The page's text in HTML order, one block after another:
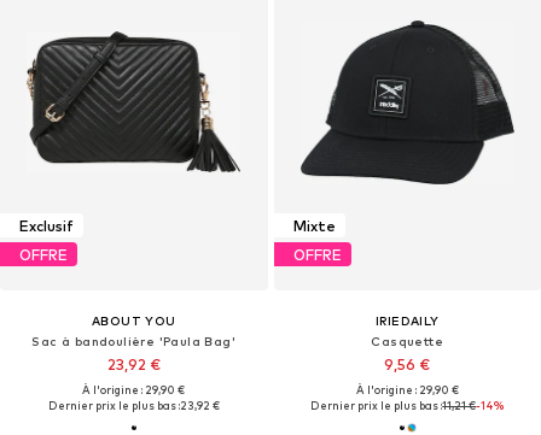
Exclusif
OFFRE
ABOUT YOU
Sac à bandoulière 'Paula Bag'
23,92 €
À l'origine : 29,90 €
Dernier prix le plus bas :23,92 €
Mixte
OFFRE
IRIEDAILY
Casquette
9,56 €
À l'origine : 29,90 €
Dernier prix le plus bas :11,21 €-14%